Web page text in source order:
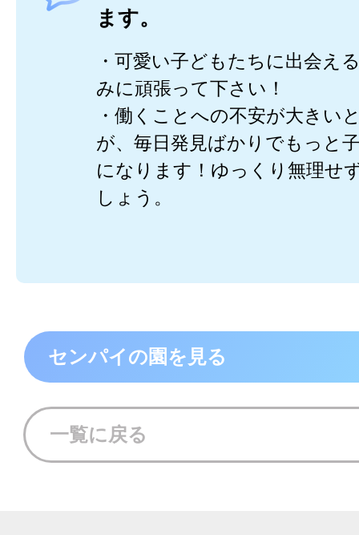
ます。
・可愛い子どもたちに出会え
みに頑張って下さい！
・働くことへの不安が大きい
が、毎日発見ばかりでもっと
になります！ゆっくり無理せ
しょう。
センパイの園を見る
一覧に戻る